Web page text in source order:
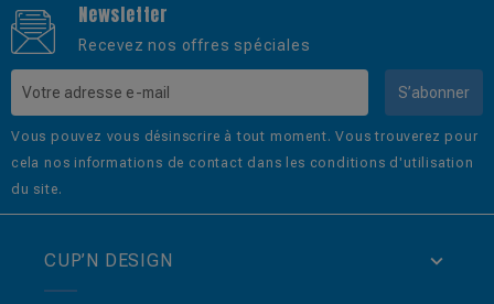
Newsletter
Recevez nos offres spéciales
S’abonner
Vous pouvez vous désinscrire à tout moment. Vous trouverez pour
cela nos informations de contact dans les conditions d'utilisation
du site.
CUP’N DESIGN